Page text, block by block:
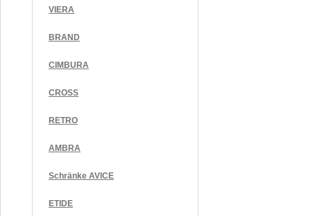
VIERA
BRAND
CIMBURA
CROSS
RETRO
AMBRA
Schränke AVICE
ETIDE